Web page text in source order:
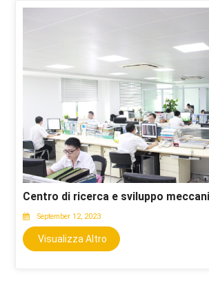
Centro di ricerca e sviluppo
September 12, 2023
Visualizza Altro